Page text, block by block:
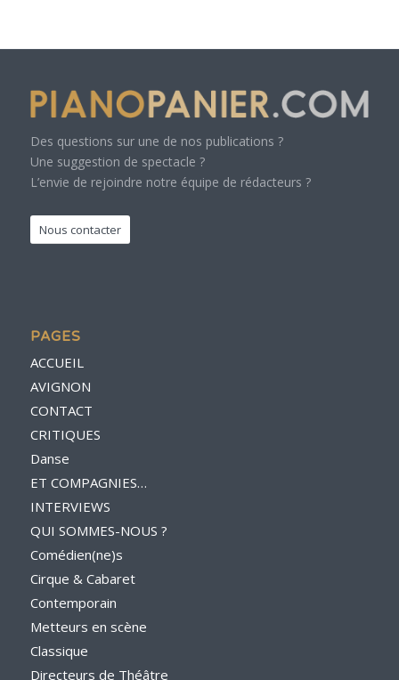
Des questions sur une de nos publications ?
Une suggestion de spectacle ?
L’envie de rejoindre notre équipe de rédacteurs ?
Nous contacter
PAGES
ACCUEIL
AVIGNON
CONTACT
CRITIQUES
Danse
ET COMPAGNIES…
INTERVIEWS
QUI SOMMES-NOUS ?
Comédien(ne)s
Cirque & Cabaret
Contemporain
Metteurs en scène
Classique
Directeurs de Théâtre